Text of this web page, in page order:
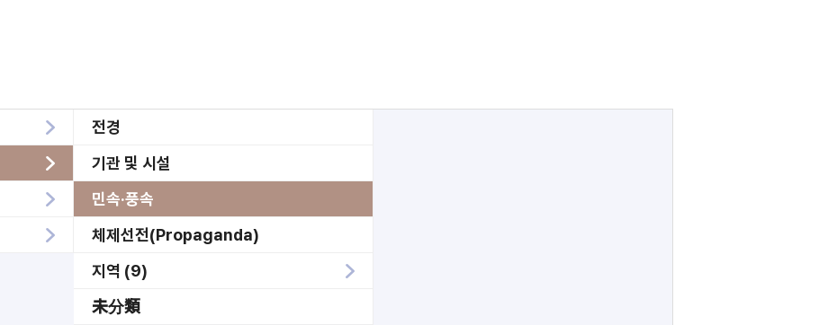
전경
기관 및 시설
민속·풍속
체제선전(Propaganda)
지역 (9)
未分類